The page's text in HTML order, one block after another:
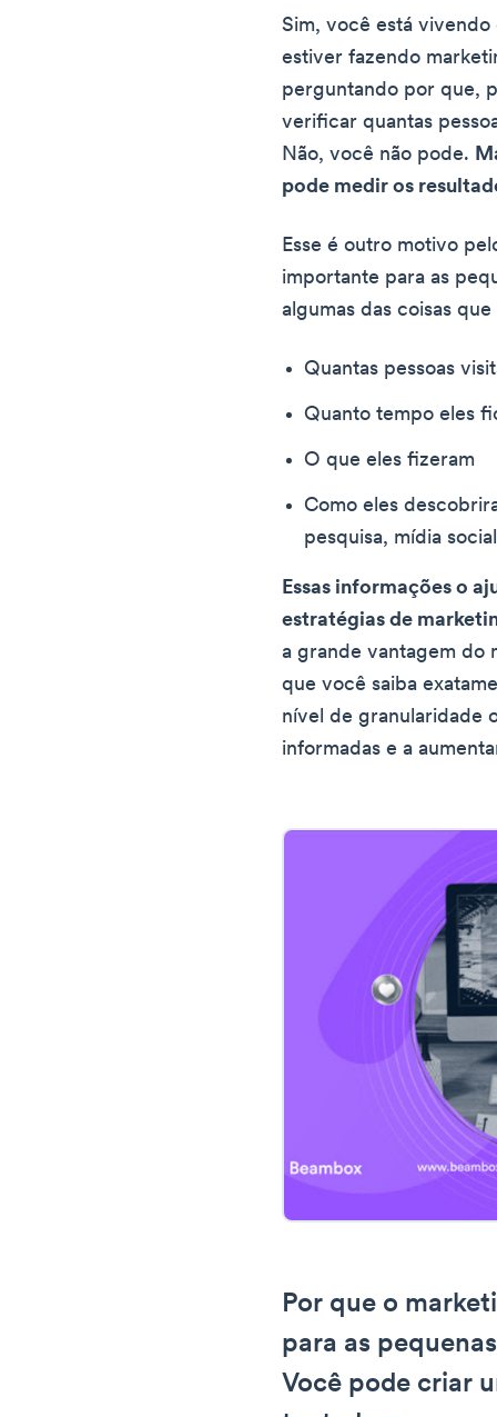
Sim, você está
estiver fazendo
perguntando por que,
verificar quantas
Não, você não pode.
pode medir os
Esse é outro motivo
importante para as
algumas das coisas
Quantas pessoas
Quanto tempo eles
O que eles fizeram
Como eles
pesquisa, mídia
Essas informações o
estratégias de
a grande vantagem do
que você saiba
nível de granularidade
informadas e a
Por que o
para as
Você pode criar